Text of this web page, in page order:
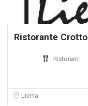
Ristorante Crotto
Ristoranti
Lierna